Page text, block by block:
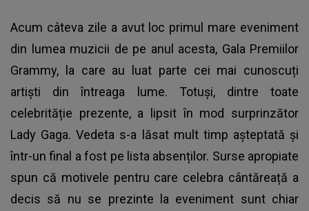
Acum câteva zile a avut loc primul mare eveniment
din lumea muzicii de pe anul acesta, Gala Premiilor
Grammy, la care au luat parte cei mai cunoscuți
artiști din întreaga lume. Totuși, dintre toate
celebrităție prezente, a lipsit în mod surprinzător
Lady Gaga. Vedeta s-a lăsat mult timp așteptată și
într-un final a fost pe lista absenților. Surse apropiate
spun că motivele pentru care celebra cântăreață a
decis să nu se prezinte la eveniment sunt chiar